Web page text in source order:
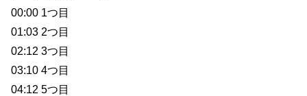
00:00 1つ目
01:03 2つ目
02:12 3つ目
03:10 4つ目
04:12 5つ目